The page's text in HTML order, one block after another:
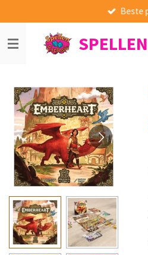
direct
naar
de
Beste